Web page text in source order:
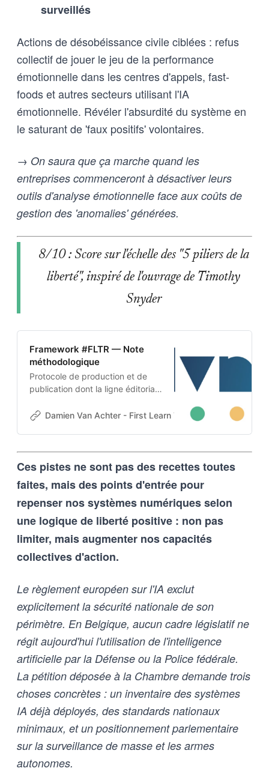
surveillés
Actions de désobéissance civile ciblées : refus
collectif de jouer le jeu de la performance
émotionnelle dans les centres d'appels, fast-
foods et autres secteurs utilisant l'IA
émotionnelle. Révéler l'absurdité du système en
le saturant de 'faux positifs' volontaires.
→ On saura que ça marche quand les
entreprises commenceront à désactiver leurs
outils d'analyse émotionnelle face aux coûts de
gestion des 'anomalies' générées.
8/10 : Score sur l'échelle des "5 piliers de la
liberté", inspiré de l'ouvrage de Timothy
Snyder
Framework #FLTR — Note
méthodologique
Protocole de production et de
publication dont la ligne éditoriale
projet. Cette architecture auto-
techniques, imposées tant aux
outils d’intelligence artificielle
et vice-versa
Damien Van Achter - First Learn The Rules. Then Break
Ces pistes ne sont pas des recettes toutes
faites, mais des points d'entrée pour
repenser nos systèmes numériques selon
une logique de liberté positive : non pas
limiter, mais augmenter nos capacités
collectives d'action.
Le règlement européen sur l'IA exclut
explicitement la sécurité nationale de son
périmètre. En Belgique, aucun cadre législatif ne
régit aujourd'hui l'utilisation de l'intelligence
artificielle par la Défense ou la Police fédérale.
La pétition déposée à la Chambre demande trois
choses concrètes : un inventaire des systèmes
IA déjà déployés, des standards nationaux
minimaux, et un positionnement parlementaire
sur la surveillance de masse et les armes
autonomes.